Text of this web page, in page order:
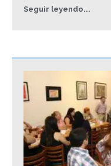
Seguir leyendo...